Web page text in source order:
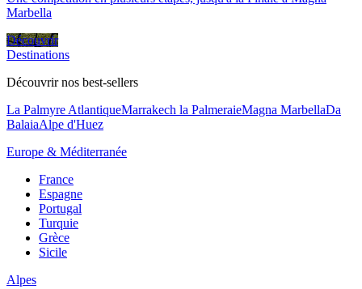
Marbella
Découvrir
Destinations
Découvrir nos best-sellers
La Palmyre AtlantiqueMarrakech la PalmeraieMagna MarbellaDa
BalaiaAlpe d'Huez
Europe & Méditerranée
France
Espagne
Portugal
Turquie
Grèce
Sicile
Alpes